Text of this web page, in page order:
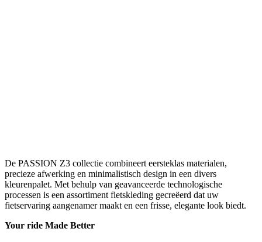
De PASSION Z3 collectie combineert eersteklas materialen,
precieze afwerking en minimalistisch design in een divers
kleurenpalet. Met behulp van geavanceerde technologische
processen is een assortiment fietskleding gecreëerd dat uw
fietservaring aangenamer maakt en een frisse, elegante look biedt.
Your ride Made Better